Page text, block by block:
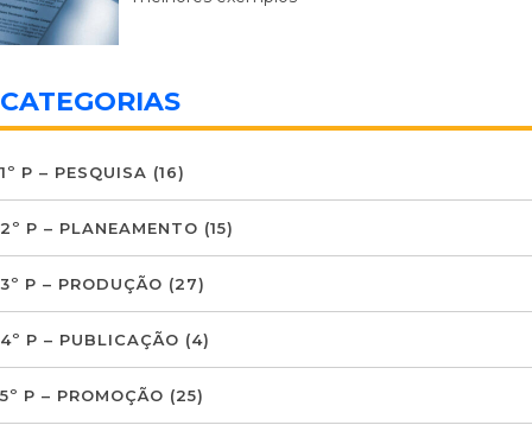
CATEGORIAS
1º P – PESQUISA (16)
2º P – PLANEAMENTO (15)
3º P – PRODUÇÃO (27)
4º P – PUBLICAÇÃO (4)
5º P – PROMOÇÃO (25)